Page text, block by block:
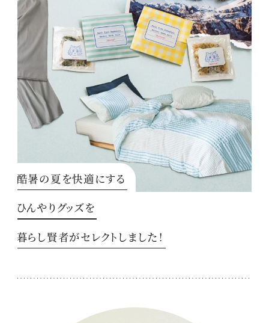
酷暑の夏を快適にする
ひんやりグッズを
暮らし賢者がセレクトしました！